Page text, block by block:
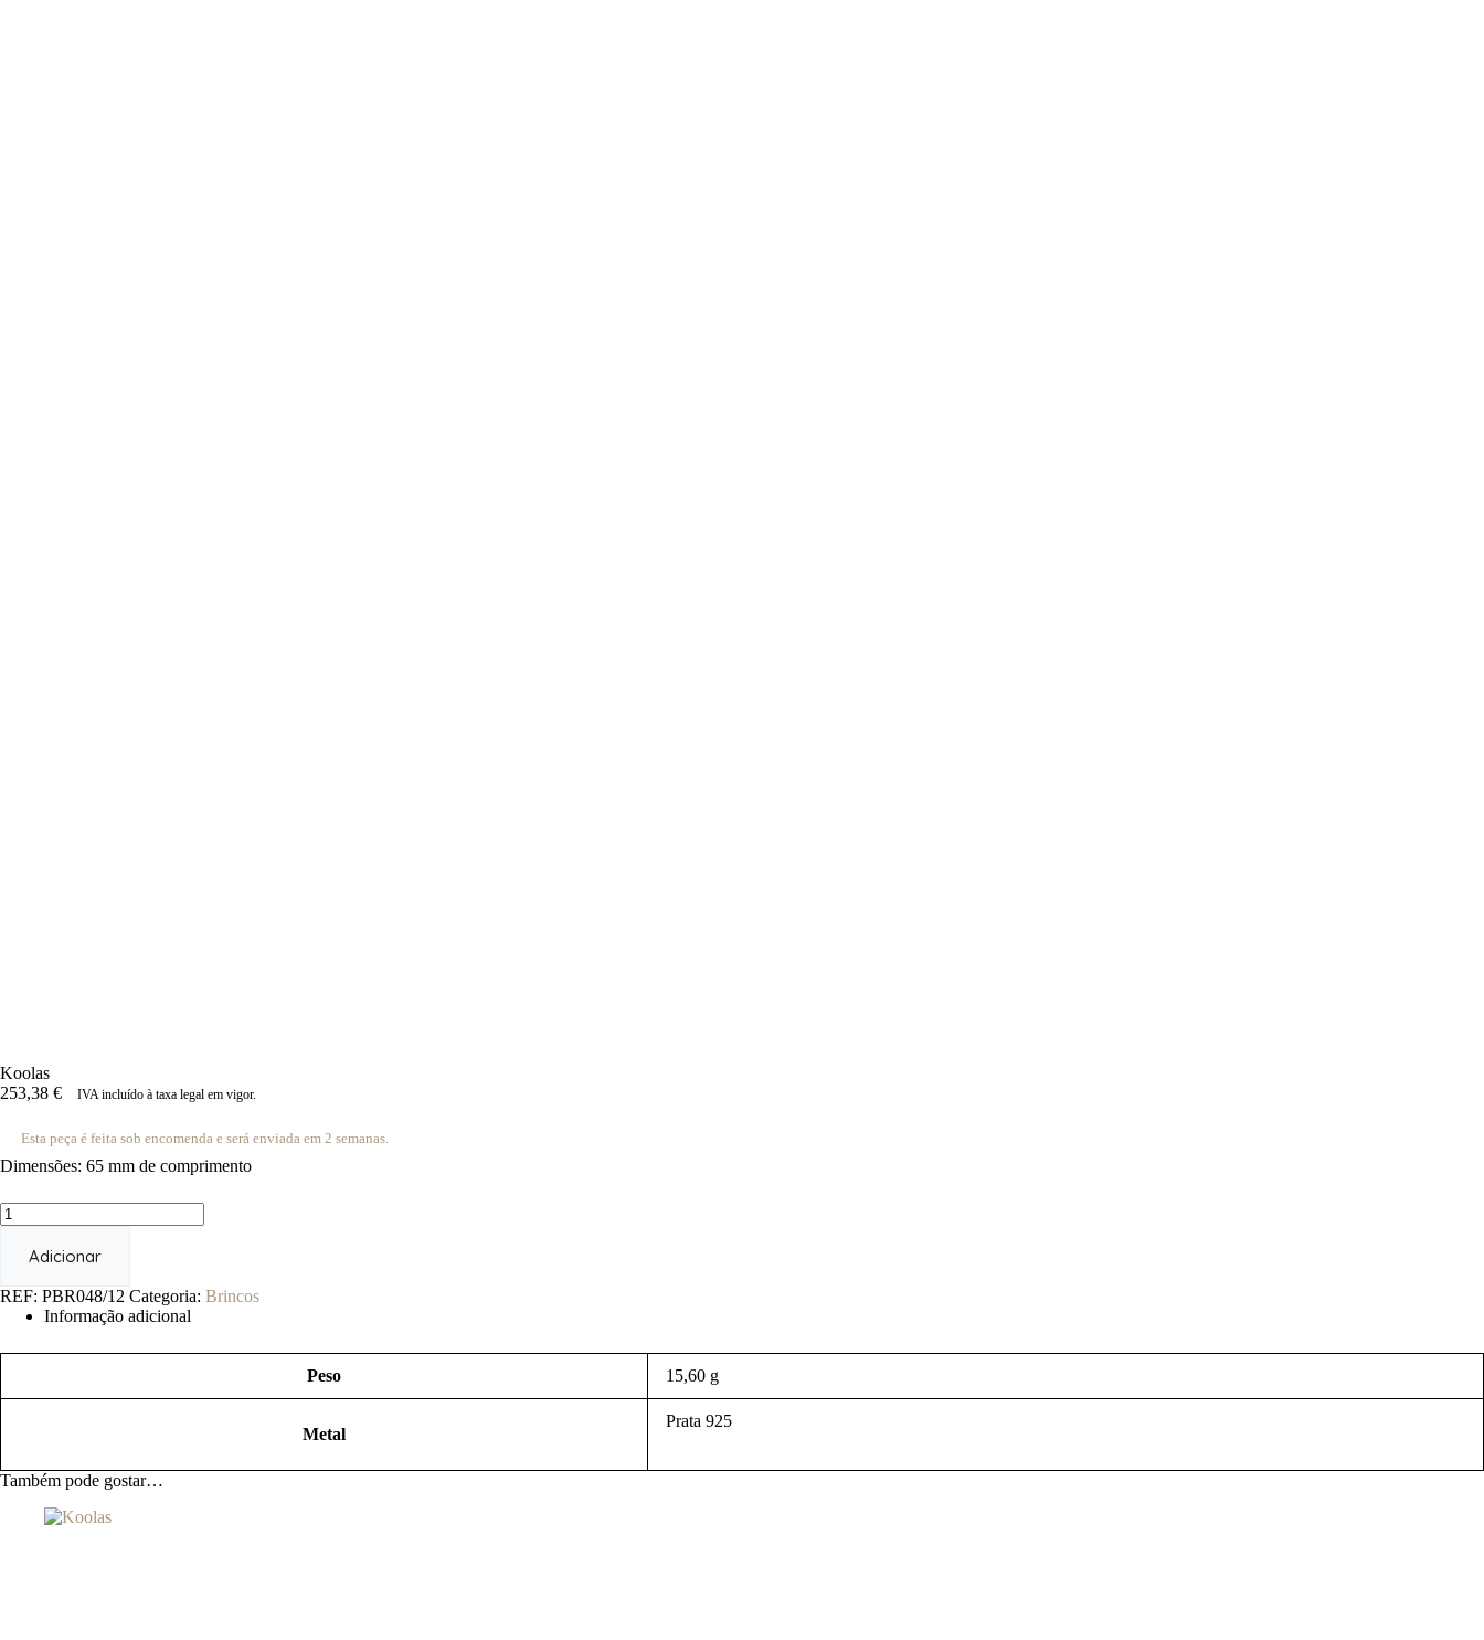
Koolas
253,38 € IVA incluído à taxa legal em vigor.
Esta peça é feita sob encomenda e será enviada em 2 semanas.
Dimensões: 65 mm de comprimento
Quantidade
de
KoolasAdicionar
REF: PBR048/12 Categoria: Brincos
Informação adicional
Peso 15,60 g
Metal
Prata 925
Também pode gostar…